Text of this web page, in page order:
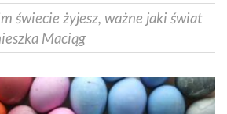
świecie żyjesz, ważne jaki świat
Maciąg